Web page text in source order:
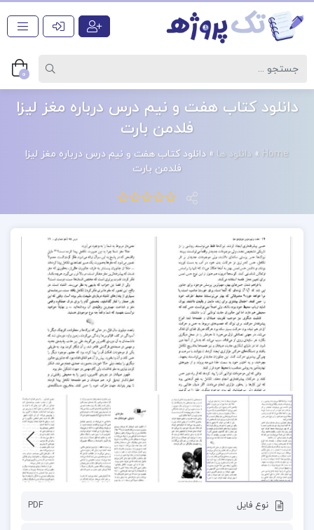
0
دانلود کتاب هفت و نیم درس درباره مغز لیزا
فلدمن بارت
Home
» دانلود ها » دانلود کتاب هفت و نیم درس درباره مغز لیزا
فلدمن بارت
نوع فایل PDF